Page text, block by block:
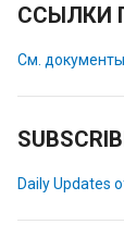
ССЫЛКИ
См.
Daily Updates